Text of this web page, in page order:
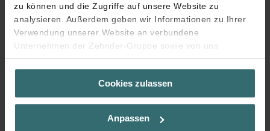
zu können und die Zugriffe auf unsere Website zu
analysieren. Außerdem geben wir Informationen zu Ihrer
Verwendung unserer Website an verbundene
Unternehmen der Zehnder-Gruppe sowie von uns
beauftragte Dienstleister zum Zweck der Werbung und
Analysen weiter. Unsere Dienstleister führen diese
Informationen möglicherweise mit weiteren Daten
zusammen, die Sie bereitgestellt haben oder die sie im
geben die Einwilligung zu unseren Cookies, wenn Sie in
Cookies zulassen
Anpassen
Downloads
loading...